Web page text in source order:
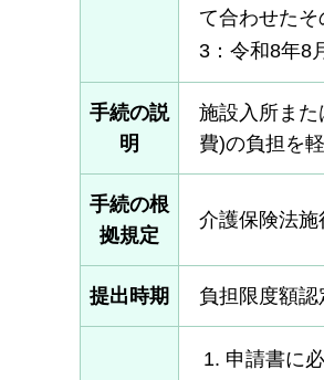
て合わせた
3：令和8年8
手続の説
明
施設入所ま
費)の負担を
手続の根
拠規定
介護保険法
提出時期 負担限度額認
申請書に